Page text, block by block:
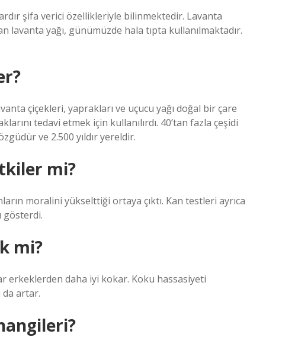
şifa verici özellikleriyle bilinmektedir. Lavanta
lavanta yağı, günümüzde hala tıpta kullanılmaktadır.
çiçekleri, yaprakları ve uçucu yağı doğal bir çare
tedavi etmek için kullanılırdı. 40’tan fazla çeşidi
ve 2.500 yıldır yereldir.
mi?
moralini yükselttiği ortaya çıktı. Kan testleri ayrıca
gösterdi.
mi?
erkeklerden daha iyi kokar. Koku hassasiyeti
da artar.